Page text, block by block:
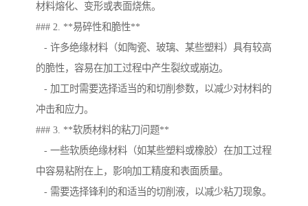
材料熔化、变形或表面烧焦。
### 2. **易碎性和脆性**
- 许多绝缘材料（如陶瓷、玻璃、某些塑料）具有较高
的脆性，容易在加工过程中产生裂纹或崩边。
- 加工时需要选择适当的和切削参数，以减少对材料的
冲击和应力。
### 3. **软质材料的粘刀问题**
- 一些软质绝缘材料（如某些塑料或橡胶）在加工过程
中容易粘附在上，影响加工精度和表面质量。
- 需要选择锋利的和适当的切削液，以减少粘刀现象。